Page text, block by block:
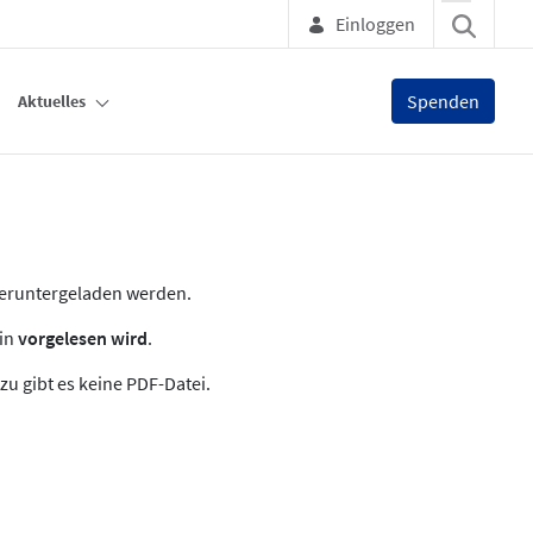
Einloggen
Aktuelles Spenden
werden.
vorgelesen wird.
gibt es keine PDF-Datei.